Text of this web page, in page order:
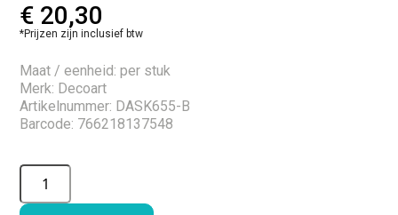
€ 20,30
*Prijzen zijn inclusief btw
Maat / eenheid: per stuk
Merk: Decoart
Artikelnummer: DASK655-B
Barcode: 766218137548